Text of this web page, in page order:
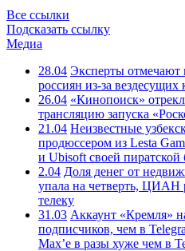
Все ссылки
Подсказать ссылку
Медиа
28.04 Эксперты отмечают
россиян из-за
26.04 «Кинопоиск»
трансляцию запуска
21.04 Неизвестные
продюссером из Lesta
и Ubisoft своей пиратской
2.04 Доля денег от
упала на четверть, ЦИАН
телеку
31.03 Аккаунт «Кремля»
подписчиков, чем в
Max’е в разы хуже чем в